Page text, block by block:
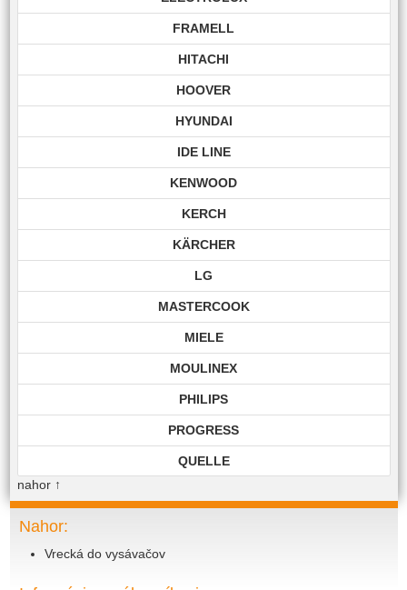
FRAMELL
HITACHI
HOOVER
HYUNDAI
IDE LINE
KENWOOD
KERCH
KÄRCHER
LG
MASTERCOOK
MIELE
MOULINEX
PHILIPS
PROGRESS
QUELLE
SIEMENS
nahor↑
Nahor:
Vrecká do vysávačov